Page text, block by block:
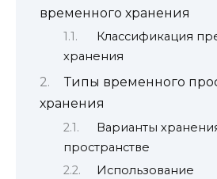
временного хранения
Классификация
хранения
Типы временного
хранения
Варианты
пространстве
Использование